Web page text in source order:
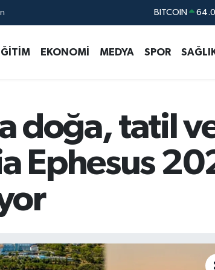
DOLAR
STERLİN
EKONOMİ MEDYA SPOR
doğa, tatil
Ephesus